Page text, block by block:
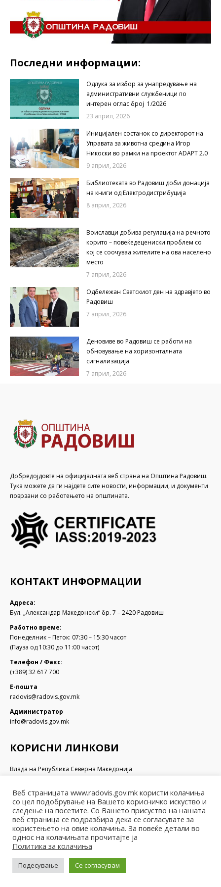
Последни информации:
Одлука за избор за унапредување на
административни службеници по
интерен оглас број 1/2026
23 април, 2026
Иницијален состанок со директорот на
Управата за животна средина Игор
Никоски во рамки на проектот ADAPT 2.0
9 април, 2026
Библиотеката во Радовиш доби донација
на книги од Електродистрибуција
8 април, 2026
Воиславци добива регулација на речното
корито – повеќедецениски проблем со
кој се соочуваа жителите на ова населено
место
7 април, 2026
Одбележан Светскиот ден на здравјето во
Радовиш
7 април, 2026
Деновиве во Радовиш се работи на
обновување на хоризонталната
сигнализација
7 април, 2026
Добредојдовте на официјалната веб страна на Општина Радовиш.
Тука можете да ги најдете сите новости, информации, и документи
поврзани со работењето на општината.
КОНТАКТ ИНФОРМАЦИИ
Адреса:
Бул. „Александар Македонски“ бр. 7 – 2420 Радовиш
Работно време:
Понеделник – Петок: 07:30 – 15:30 часот
(Пауза од 10:30 до 11:00 часот)
Телефон / Факс:
(+389) 32 617 700
Е-пошта
radovis@radovis.gov.mk
Администратор
info@radovis.gov.mk
КОРИСНИ ЛИНКОВИ
Влада на Република Северна Македонија
Министерство за финансии
Министерство за транспорт и врски
Министерство за локална самоуправа
Министерство за информатичко општество и администрација
Министерство за образование и наука
© Општина Радовиш - 2022. Сите права се задржани
Веб страницата www.radovis.gov.mk користи колачиња
со цел подобрување на Вашето корисничко искуство и
следење на посетите. Со Вашето присуство на нашата
веб страница се подразбира дека се согласувате за
користењето на овие колачиња. За повеќе детали во
однос на колачињата прочитајте ја
Политика за колачиња
Подесување Се согласувам